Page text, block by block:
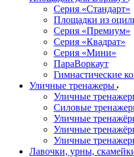
Серия «Стандарт»
Площадки из
Серия «Премиум»
Серия «Квадрат»
Серия «Мини»
ПараВоркаут
Гимнастические
Уличные тренажеры
Уличные
Силовые
Уличные
Уличные
Уличные
Лавочки, урны,